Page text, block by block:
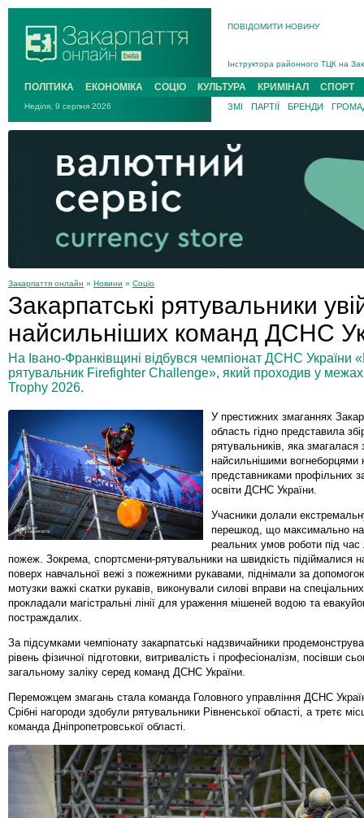
ПОВІДОМИТИ НОВИНУ
Інструктора районного ТЦК на
В Ужгороді попрощаються із
В Ужгороді 5 серпня
Підтвердили загибель
На війні загинув 26-річний
ПОЛІТИКА ЕКОНОМІКА СОЦІО КУЛЬТУРА КРИМІНАЛ СПОРТ
Неділя, 9 серпня 2026 ЗМІ ПАРТІЇ БРЕНДИ
Закарпаття онлайн » Новини » Соціо
Закарпатські рятувальники
найсильніших команд ДСНС
На Івано-Франківщині відбувся чемпіонат ДСНС
рятувальник Firefighter Challenge», який проходив у
Trophy 2026.
У престижних змаганнях
область гідно представила
рятувальників, яка змагалася
найсильнішими вогнеборцями
представниками профільних
освіти ДСНС України.
Учасники долали
перешкод, що максимально
реальних умов роботи під час
пожеж. Зокрема, спортсмени-рятувальники на швидкість підіймалися
поверх навчальної вежі з пожежними рукавами, піднімали за
мотузки важкі скатки рукавів, виконували силові вправи на
прокладали магістральні лінії для ураження мішеней водою та
постраждалих.
За підсумками чемпіонату закарпатські надзвичайники
рівень фізичної підготовки, витривалість і професіоналізм, посівши
загальному заліку серед команд ДСНС України.
Переможцем змагань стала команда Головного управління ДСНС
Срібні нагороди здобули рятувальники Рівненської області, а третє
команда Дніпропетровської області.